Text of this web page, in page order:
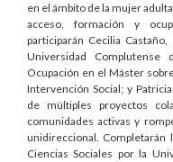
en el ámbito de la mujer
acceso, formación y
participarán Cecilia
Universidad
Ocupación en el Máster
Intervención Social; y
de múltiples proyectos
comunidades activas y
unidireccional. Completarán
Ciencias Sociales por la